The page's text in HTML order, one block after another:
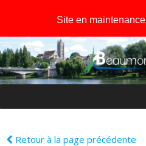
Retour à la page précédente
Site en maintenance